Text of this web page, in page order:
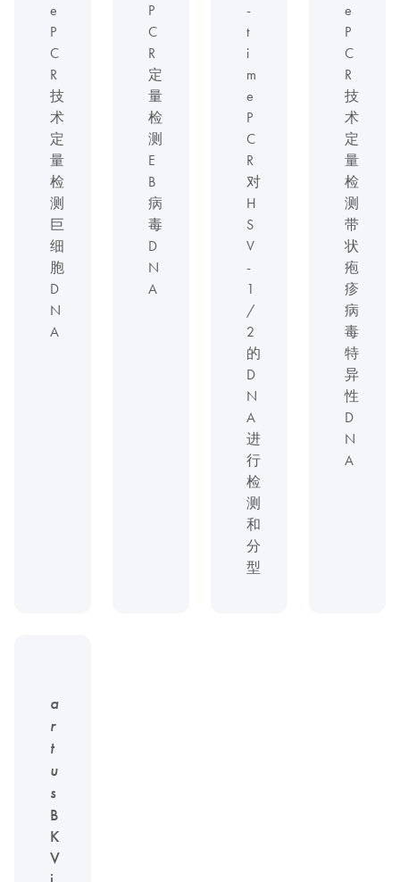
e
P
C
R
技
术
定
量
检
测
巨
细
胞
D
N
A
P
C
R
定
量
检
测
E
B
病
毒
D
N
A
-
t
i
m
e
P
C
R
对
H
S
V
-
1
/
2
的
D
N
A
进
行
检
测
和
分
型
e
P
C
R
技
术
定
量
检
测
带
状
疱
疹
病
毒
特
异
性
D
N
A
a
r
t
u
s
B
K
V